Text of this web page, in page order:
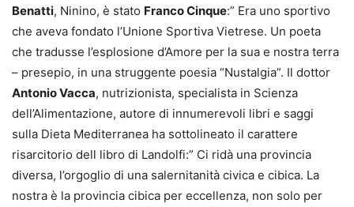
Benatti, Ninino, è stato Franco Cinque:” Era uno sportivo
che aveva fondato l’Unione Sportiva Vietrese. Un poeta
che tradusse l’esplosione d’Amore per la sua e nostra terra
– presepio, in una struggente poesia “Nustalgia”. Il dottor
Antonio Vacca, nutrizionista, specialista in Scienza
dell’Alimentazione, autore di innumerevoli libri e saggi
sulla Dieta Mediterranea ha sottolineato il carattere
risarcitorio dell libro di Landolfi:” Ci ridà una provincia
diversa, l’orgoglio di una salernitanità civica e cibica. La
nostra è la provincia cibica per eccellenza, non solo per